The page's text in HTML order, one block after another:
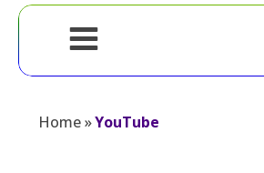
Home»YouTube